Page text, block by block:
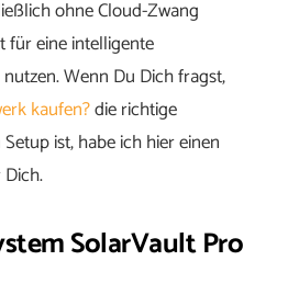
ohne Cloud-Zwang
für eine intelligente
Wenn Du Dich fragst,
kaufen?die richtige
ist, habe ich hier einen
SolarVault Pro